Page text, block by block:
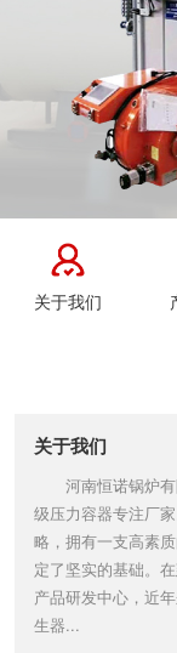
关于我们
关于我们
河南恒诺锅炉
级压力容器专注厂
略，拥有一支高素
定了坚实的基础。
产品研发中心，近
生器...